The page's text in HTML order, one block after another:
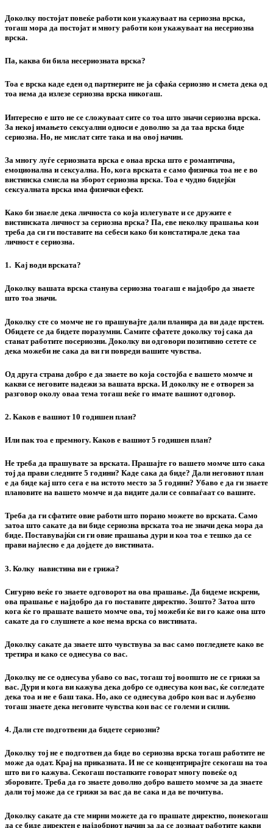
Доколку постојат повеќе работи кои укажуваат на сериозна врска,
тогаш мора да постојат и многу работи кои укажуваат на несериозна
врска.
Па, каква би била несериозната врска?
Тоа е врска каде еден од партнерите не ја сфаќа сериозно и смета дека од
тоа нема да излезе сериозна врска никогаш.
Интересно е што не се сложуваат сите со тоа што значи сериозна врска.
За некој имањето сексуални односи е доволно за да таа врска биде
сериозна. Но, не мислат сите така и на овој начин.
За многу луѓе сериозната врска е онаа врска што е романтична,
емоционална и сексуална. Но, кога врската е само физичка тоа не е во
вистинска смисла на зборот сериозна врска. Тоа е чудно бидејќи
сексуалната врска има физички ефект.
Како би знаеле дека личноста со која излегувате и се дружите е
вистинската личност за сериозна врска? Па, еве неколку прашања кои
треба да си ги поставите на себеси како би констатирале дека таа
личност е сериозна.
1. Kај води врската?
Доколку вашата врска станува сериозна тоагаш е најдобро да знаете
што тоа значи.
Доколку сте со момче не го прашувајте дали планира да ви даде прстен.
Обидете се да бидете поразумни. Самите сфатете доколку тој сака да
станат работите посериозни. Доколку ви одговори позитивно сетете се
дека можеби не сака да ви ги повреди вашите чувства.
Од друга страна добро е да знаете во која состојба е вашето момче и
какви се неговите надежи за вашата врска. И доколку не е отворен за
разговор околу оваа тема тогаш веќе го имате вашиот одговор.
2. Каков е вашиот 10 годишен план?
Или пак тоа е премногу. Каков е вашиот 5 годишен план?
Не треба да прашувате за врската. Прашајте го вашето момче што сака
тој да прави следните 5 години? Каде сака да биде? Дали неговиот план
е да биде кај што сега е на истото место за 5 години? Убаво е да ги знаете
плановите на вашето момче и да видите дали се совпаѓаат со вашите.
Треба да ги сфатите овие работи што порано можете во врската. Само
затоа што сакате да ви биде сериозна врската тоа не значи дека мора да
биде. Поставувајќи си ги овие прашања дури и коа тоа е тешко да се
прави најлесно е да дојдете до вистината.
3. Колку навистина ви е грижа?
Сигурно веќе го знаете одговорот на ова прашање. Да бидеме искрени,
ова прашање е најдобро да го поставите директно. Зошто? Затоа што
кога ќе го прашате вашето момче ова, тој можеби ќе ви го каже она што
сакате да го слушнете а кое нема врска со вистината.
Доколку сакате да знаете што чувствува за вас само погледнете како ве
третира и како се однесува со вас.
Доколку не се однесува убаво со вас, тогаш тој воопшто не се грижи за
вас. Дури и кога ви кажува дека добро се однесува кон вас, ќе согледате
дека тоа и не е баш така. Но, ако се однесува добро кон вас и љубезно
тогаш знаете дека неговите чувства кон вас се големи и силни.
4. Дали сте подготвени да бидете сериозни?
Доколку тој не е подготвен да биде во сериозна врска тогаш работите не
може да одат. Крај на приказната. И не се концентрирајте секогаш на тоа
што ви го кажува. Секогаш постапките говорат многу повеќе од
зборовите. Треба да го знаете доволно добро вашето момче за да знаете
дали тој може да се грижи за вас да ве сака и да ве почитува.
Доколку сакате да сте мирни можете да го прашате директно, понекогаш
да се биде директен е најдобриот начин за да се дознаат работите какви